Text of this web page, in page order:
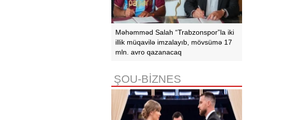
Məhəmməd Salah “Trabzonspor”la iki
illik müqavilə imzalayıb, mövsümə 17
mln. avro qazanacaq
ŞOU-BİZNES